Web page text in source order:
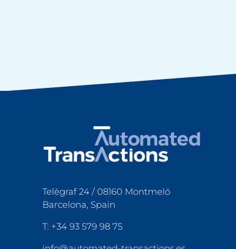
Telègraf 24 / 08160 Montmeló
Barcelona, Spain
T: +34 93 579 98 75